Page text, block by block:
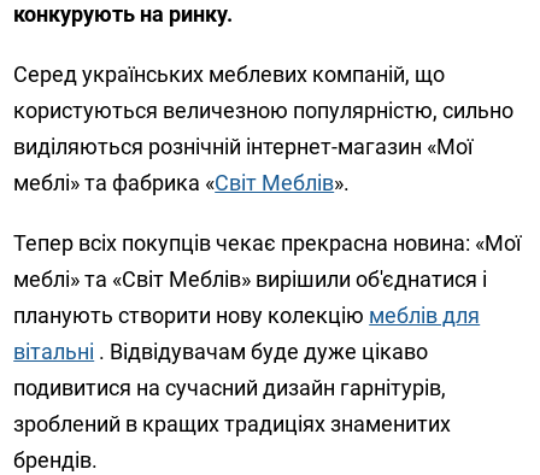
конкурують на ринку.
Серед українських меблевих компаній, що
користуються величезною популярністю, сильно
виділяються рознічній інтернет-магазин «Мої
меблі» та фабрика «Світ Меблів».
Тепер всіх покупців чекає прекрасна новина: «Мої
меблі» та «Світ Меблів» вирішили об'єднатися і
планують створити нову колекцію меблів для
вітальні . Відвідувачам буде дуже цікаво
подивитися на сучасний дизайн гарнітурів,
зроблений в кращих традиціях знаменитих
брендів.